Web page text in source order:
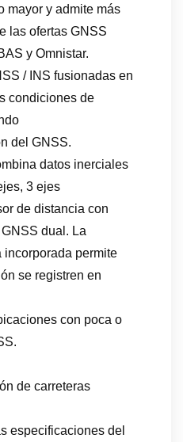
mayor y admite más
las ofertas GNSS
y Omnistar.
/ INS fusionadas en
condiciones de
del GNSS.
datos inerciales
3 ejes
de distancia con
dual. La
incorporada permite
se registren en
con poca o
de carreteras
especificaciones del